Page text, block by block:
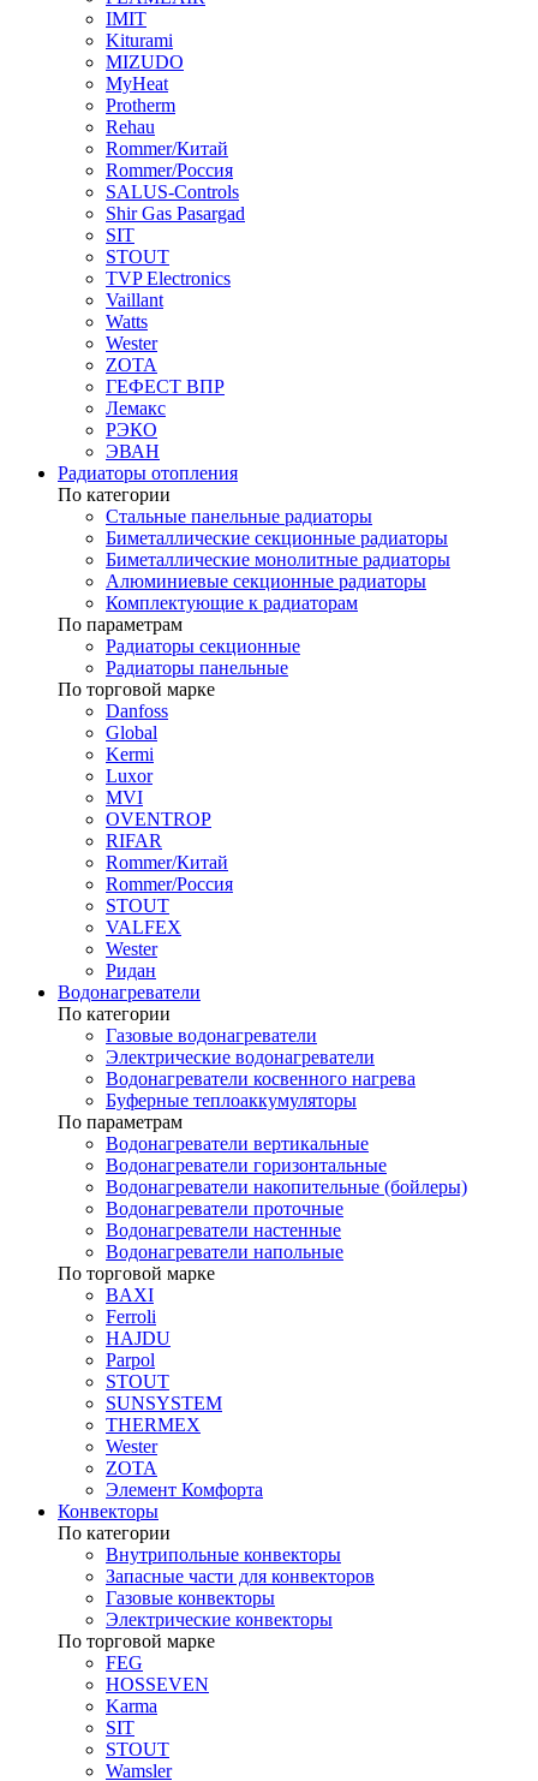
IMIT
Kiturami
MIZUDO
MyHeat
Protherm
Rehau
Rommer/Китай
Rommer/Россия
SALUS-Controls
Shir Gas Pasargad
SIT
STOUT
TVP Electronics
Vaillant
Watts
Wester
ZOTA
ГЕФЕСТ ВПР
Лемакс
РЭКО
ЭВАН
Радиаторы отопления
По категории
Стальные панельные радиаторы
Биметаллические секционные радиаторы
Биметаллические монолитные радиаторы
Алюминиевые секционные радиаторы
Комплектующие к радиаторам
По параметрам
Радиаторы секционные
Радиаторы панельные
По торговой марке
Danfoss
Global
Kermi
Luxor
MVI
OVENTROP
RIFAR​
Rommer/Китай
Rommer/Россия
STOUT
VALFEX
Wester
Ридан
Водонагреватели
По категории
Газовые водонагреватели
Электрические водонагреватели
Водонагреватели косвенного нагрева
Буферные теплоаккумуляторы
По параметрам
Водонагреватели вертикальные
Водонагреватели горизонтальные
Водонагреватели накопительные (бойлеры)
Водонагреватели проточные
Водонагреватели настенные
Водонагреватели напольные
По торговой марке
BAXI
Ferroli
HAJDU
Parpol
STOUT
SUNSYSTEM
THERMEX
Wester
ZOTA
Элемент Комфорта
Конвекторы
По категории
Внутрипольные конвекторы
Запасные части для конвекторов
Газовые конвекторы
Электрические конвекторы
По торговой марке
FEG
HOSSEVEN
Karma
SIT
STOUT
Wamsler